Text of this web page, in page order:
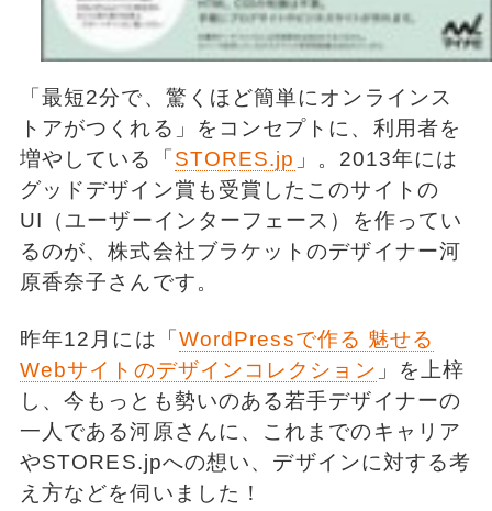
「最短2分で、驚くほど簡単にオンラインス
トアがつくれる」をコンセプトに、利用者を
増やしている「 STORES.jp 」。2013年には
グッドデザイン賞も受賞したこのサイトの
UI（ユーザーインターフェース）を作ってい
るのが、株式会社ブラケットのデザイナー河
原香奈子さんです。
昨年12月には「 WordPressで作る 魅せる
Webサイトのデザインコレクション 」を上梓
し、今もっとも勢いのある若手デザイナーの
一人である河原さんに、これまでのキャリア
やSTORES.jpへの想い、デザインに対する考
え方などを伺いました！